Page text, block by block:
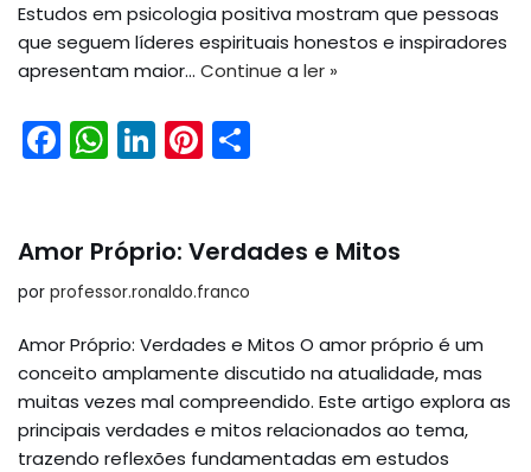
Estudos em psicologia positiva mostram que pessoas
que seguem líderes espirituais honestos e inspiradores
apresentam maior… Continue a ler »
F
a
e
b
o
o
k
W
h
ts
A
p
p
Li
n
e
dI
n
Pi
nt
e
st
e
Amor Próprio: Verdades e Mitos
por professor.ronaldo.franco
Amor Próprio: Verdades e Mitos O amor próprio é um
conceito amplamente discutido na atualidade, mas
muitas vezes mal compreendido. Este artigo explora as
principais verdades e mitos relacionados ao tema,
trazendo reflexões fundamentadas em estudos